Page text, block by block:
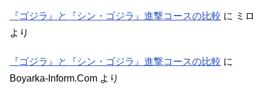
『ゴジラ』と『シン・ゴジラ』進撃コースの比較 に ミロ
より
『ゴジラ』と『シン・ゴジラ』進撃コースの比較 に
Boyarka-Inform.Com より